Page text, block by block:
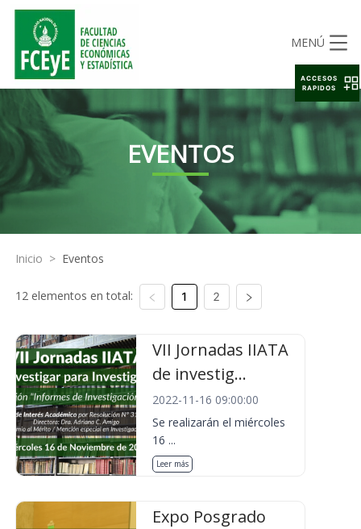
MENÚ
EVENTOS
Inicio > Eventos
12 elementos en total: 1 2
VII Jornadas IIATA
de investig...
2022-11-16 09:00:00
Se realizarán el miércoles
16 ...
Leer más
Expo Posgrado
ACCESOS
RAPIDOS